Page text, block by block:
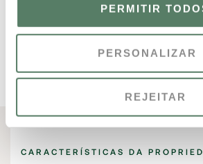
PERMITIR
PERSONALIZAR
REJEITAR
CARACTERÍSTICAS DA